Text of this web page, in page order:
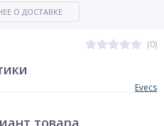
(0)
О ДОСТАВКЕ
Evecs
товара